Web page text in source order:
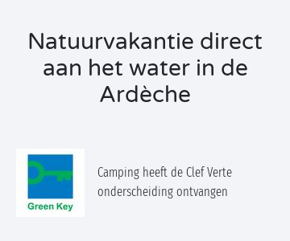
Natuurvakantie direct
aan het water in de
Ardèche
Camping heeft de Clef Verte
onderscheiding ontvangen